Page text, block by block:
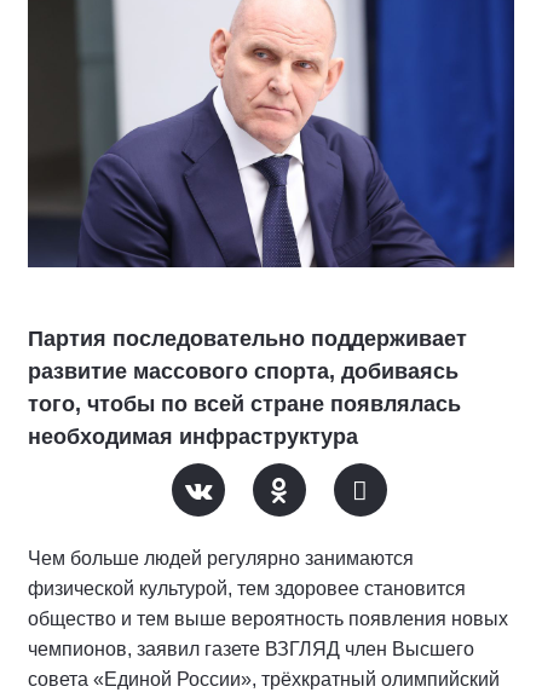
Партия последовательно поддерживает
развитие массового спорта, добиваясь
того, чтобы по всей стране появлялась
необходимая инфраструктура
Чем больше людей регулярно занимаются
физической культурой, тем здоровее становится
общество и тем выше вероятность появления новых
чемпионов, заявил газете ВЗГЛЯД член Высшего
совета «Единой России», трёхкратный олимпийский